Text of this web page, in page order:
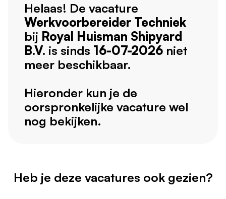
Helaas! De vacature
Werkvoorbereider Techniek
bij Royal Huisman Shipyard
B.V. is sinds 16-07-2026 niet
meer beschikbaar.
Hieronder kun je de
oorspronkelijke vacature wel
nog bekijken.
Heb je deze vacatures ook gezien?